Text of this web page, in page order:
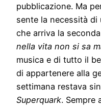
pubblicazione. Ma
sente la necessità di
che arriva la
nella vita non si sa
musica e di tutto il
di appartenere alla
settimana restava
Superquark. Sempre